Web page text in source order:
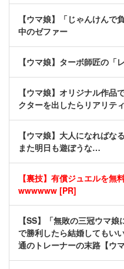
【ウマ娘】「じゃんけんで
中のゼファー
【ウマ娘】ターボ師匠の「
【ウマ娘】オリジナル作品
クターを出したらリアリテ
【ウマ娘】大人になれば
また明日も遊ぼうな…
【裏技】有償ジュエルを無
wwwwww [PR]
【SS】「無敗の三冠ウマ
で勝利したら結婚してもい
通のトレーナーの末路【ウ